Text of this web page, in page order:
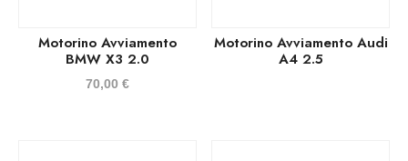
Motorino Avviamento
BMW X3 2.0
70,00 €
Motorino Avviamento Audi
A4 2.5